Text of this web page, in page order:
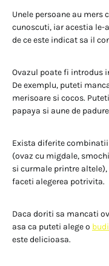
Unele persoane au
cunoscuti, iar acestia le-
de ce este indicat sa il
Ovazul poate fi introdus
De exemplu, puteti
merisoare si cocos.
papaya si aune de
Exista diferite
(ovaz cu migdale,
si curmale printre
faceti alegerea potrivita.
Daca doriti sa mancati
asa ca puteti alege o
este delicioasa.